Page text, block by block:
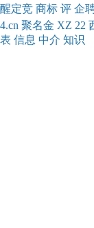
醒定竞 商标 评 企
4.cn 聚名金 XZ 22
表 信息 中介 知识